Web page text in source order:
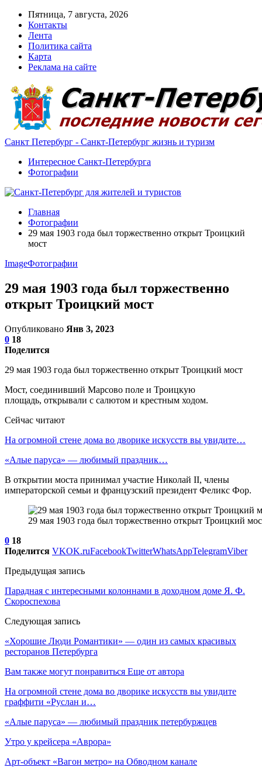
Пятница, 7 августа, 2026
Контакты
Лента
Политика сайта
Карта
Реклама на сайте
Санкт Петербург - Санкт-Петербург жизнь и туризм
Интересное Санкт-Петербурга
Фотографии
Главная
Фотографии
29 мая 1903 года был торжественно открыт Троицкий
мост
ImageФотографии
29 мая 1903 года был торжественно
открыт Троицкий мост
Опубликовано Янв 3, 2023
0 18
Поделится
29 мая 1903 года был торжественно открыт Троицкий мост
Мост, соединивший Марсово поле и Троицкую
площадь, открывали с салютом и крестным ходом.
Сейчас читают
На огромной стене дома во дворике искусств вы увидите…
«Алые паруса» — любимый праздник…
В открытии моста принимал участие Николай II, члены
императорской семьи и французский президент Феликс Фор.
29 мая 1903 года был торжественно открыт Троицкий
0 18
Поделится VKOK.ruFacebookTwitterWhatsAppTelegramViber
Предыдущая запись
Парадная с интересными колоннами в доходном доме Я. Ф.
Скороспехова
Следующая запись
«Хорошие Люди Романтики» — один из самых красивых
ресторанов Петербурга
Вам также могут понравиться Еще от автора
На огромной стене дома во дворике искусств вы увидите
граффити «Руслан и…
«Алые паруса» — любимый праздник петербуржцев
Утро у крейсера «Аврора»
Арт-объект «Вагон метро» на Обводном канале